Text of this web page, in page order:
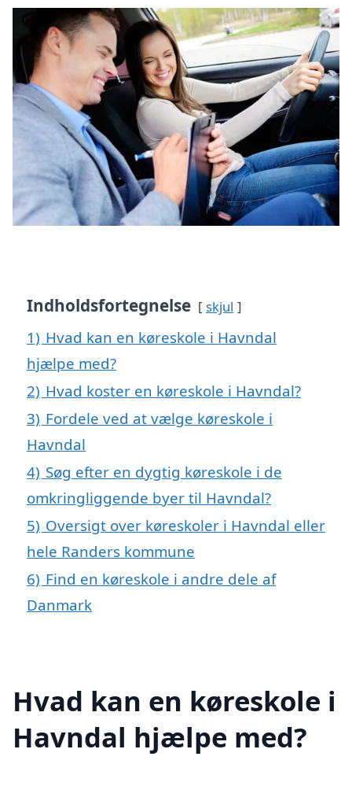
Indholdsfortegnelse skjul
1) Hvad kan en køreskole i Havndal
hjælpe med?
2) Hvad koster en køreskole i Havndal?
3) Fordele ved at vælge køreskole i
Havndal
4) Søg efter en dygtig køreskole i de
omkringliggende byer til Havndal?
5) Oversigt over køreskoler i Havndal eller
hele Randers kommune
6) Find en køreskole i andre dele af
Danmark
Hvad kan en køreskole i
Havndal hjælpe med?